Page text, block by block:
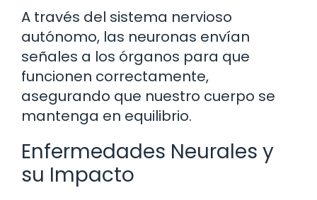
A través del sistema nervioso
autónomo, las neuronas envían
señales a los órganos para que
funcionen correctamente,
asegurando que nuestro cuerpo se
mantenga en equilibrio.
Enfermedades Neurales y
su Impacto